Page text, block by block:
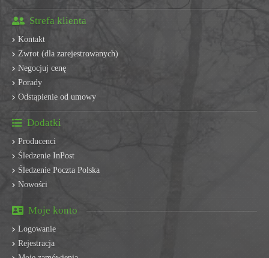
Strefa klienta
Kontakt
Zwrot (dla zarejestrowanych)
Negocjuj cenę
Porady
Odstąpienie od umowy
Dodatki
Producenci
Śledzenie InPost
Śledzenie Poczta Polska
Nowości
Moje konto
Logowanie
Rejestracja